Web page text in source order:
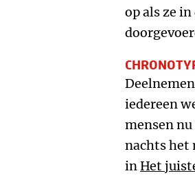
op als ze
iedereen
mensen
nachts het
inHet